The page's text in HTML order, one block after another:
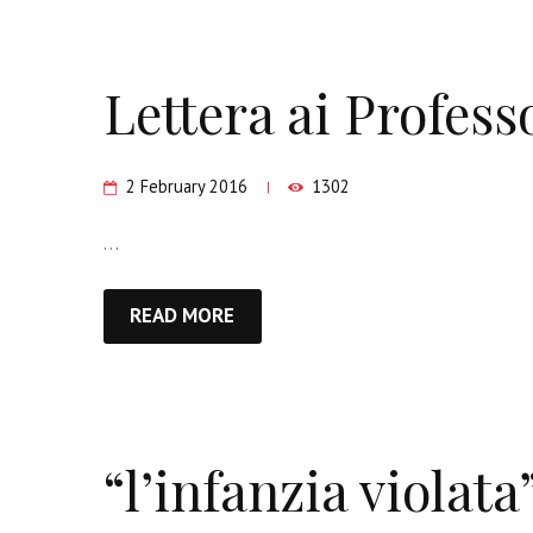
Lettera ai
2 February 2016 1302
…
READ MORE
“l’infanzia